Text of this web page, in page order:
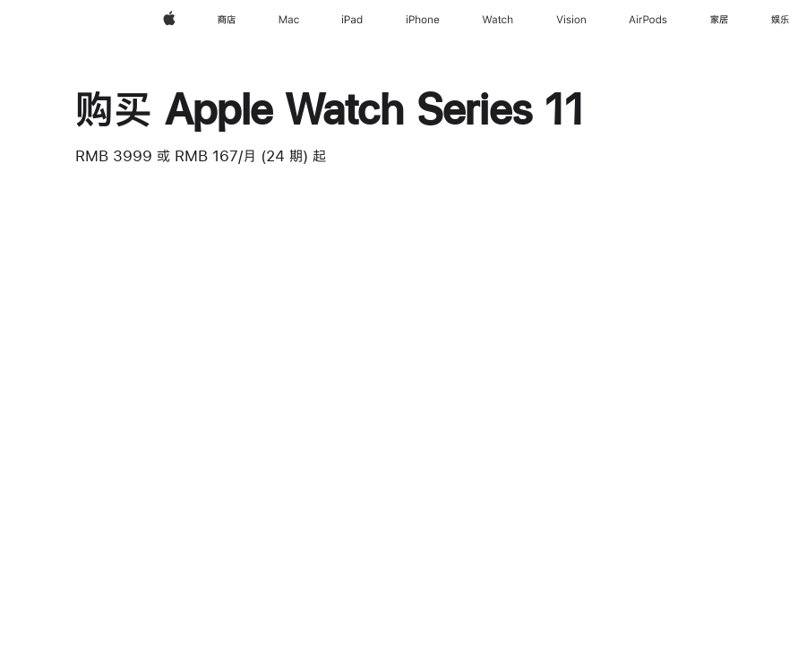
Apple 商店 Mac iPad iPhone Watch Vision AirPods 家居 娱乐
购买 Apple Watch Series 11
RMB 3999 或 RMB 167/月 (24 期) 起